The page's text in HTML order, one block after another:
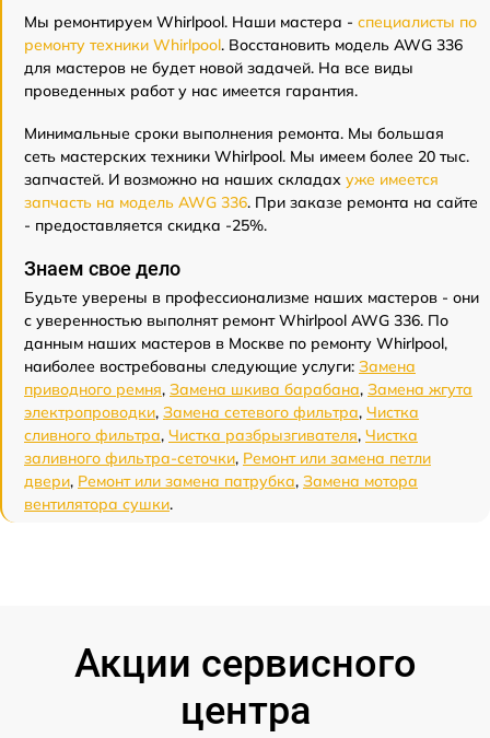
Мы ремонтируем Whirlpool. Наши мастера - специалисты по
ремонту техники Whirlpool. Восстановить модель AWG 336
для мастеров не будет новой задачей. На все виды
проведенных работ у нас имеется гарантия.
Минимальные сроки выполнения ремонта. Мы большая
сеть мастерских техники Whirlpool. Мы имеем более 20 тыс.
запчастей. И возможно на наших складах уже имеется
запчасть на модель AWG 336. При заказе ремонта на сайте
- предоставляется скидка -25%.
Знаем свое дело
Будьте уверены в профессионализме наших мастеров - они
с уверенностью выполнят ремонт Whirlpool AWG 336. По
данным наших мастеров в Москве по ремонту Whirlpool,
наиболее востребованы следующие услуги: Замена
приводного ремня, Замена шкива барабана, Замена жгута
электропроводки, Замена сетевого фильтра, Чистка
сливного фильтра, Чистка разбрызгивателя, Чистка
заливного фильтра-сеточки, Ремонт или замена петли
двери, Ремонт или замена патрубка, Замена мотора
вентилятора сушки.
Акции сервисного
центра